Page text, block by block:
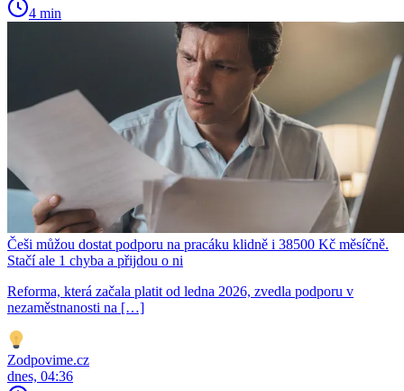
4 min
Češi můžou dostat podporu na pracáku klidně i 38500 Kč měsíčně.
Stačí ale 1 chyba a přijdou o ni
Reforma, která začala platit od ledna 2026, zvedla podporu v
nezaměstnanosti na […]
Zodpovime.cz
dnes, 04:36